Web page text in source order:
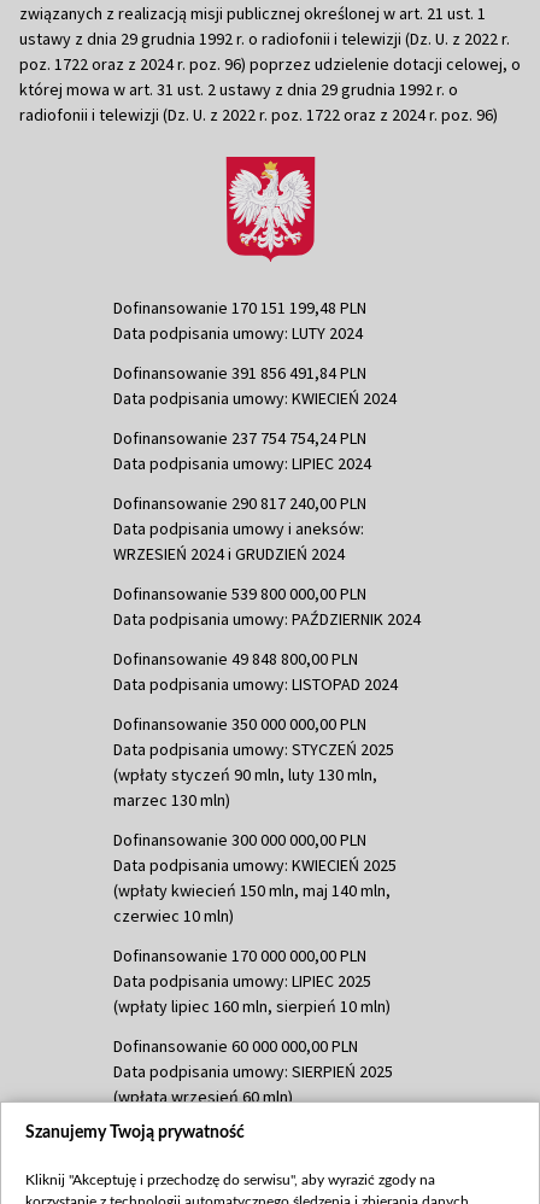
związanych z realizacją misji publicznej określonej w art. 21 ust. 1
ustawy z dnia 29 grudnia 1992 r. o radiofonii i telewizji (Dz. U. z 2022 r.
poz. 1722 oraz z 2024 r. poz. 96) poprzez udzielenie dotacji celowej, o
której mowa w art. 31 ust. 2 ustawy z dnia 29 grudnia 1992 r. o
radiofonii i telewizji (Dz. U. z 2022 r. poz. 1722 oraz z 2024 r. poz. 96)
Dofinansowanie 170 151 199,48 PLN
Data podpisania umowy: LUTY 2024
Dofinansowanie 391 856 491,84 PLN
Data podpisania umowy: KWIECIEŃ 2024
Dofinansowanie 237 754 754,24 PLN
Data podpisania umowy: LIPIEC 2024
Dofinansowanie 290 817 240,00 PLN
Data podpisania umowy i aneksów:
WRZESIEŃ 2024 i GRUDZIEŃ 2024
Dofinansowanie 539 800 000,00 PLN
Data podpisania umowy: PAŹDZIERNIK 2024
Dofinansowanie 49 848 800,00 PLN
Data podpisania umowy: LISTOPAD 2024
Dofinansowanie 350 000 000,00 PLN
Data podpisania umowy: STYCZEŃ 2025
(wpłaty styczeń 90 mln, luty 130 mln,
marzec 130 mln)
Dofinansowanie 300 000 000,00 PLN
Data podpisania umowy: KWIECIEŃ 2025
(wpłaty kwiecień 150 mln, maj 140 mln,
czerwiec 10 mln)
Dofinansowanie 170 000 000,00 PLN
Data podpisania umowy: LIPIEC 2025
(wpłaty lipiec 160 mln, sierpień 10 mln)
Dofinansowanie 60 000 000,00 PLN
Data podpisania umowy: SIERPIEŃ 2025
(wpłata wrzesień 60 mln)
Dofinansowanie 635 783 051,21 PLN
(wpłata wrzesień 100 mln, październik 350
Szanujemy Twoją prywatność
Kliknij "Akceptuję i przechodzę do serwisu", aby wyrazić zgody na